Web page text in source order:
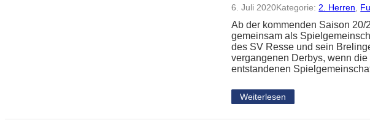
6. Juli 2020Kategorie: 2. Herren
Ab der kommenden Saison
gemeinsam als
des SV Resse und sein
vergangenen Derbys, wenn
entstandenen
Weiterlesen